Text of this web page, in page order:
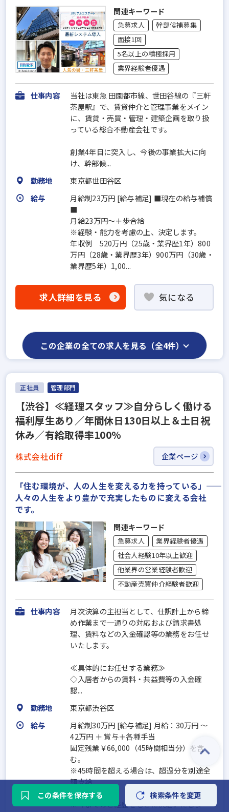
関連キーワード
急募求人
幹部候補募集
面接1回
5名以上の積極採用
業界経験者優遇
仕事内容
当社は東急 田園都市線、世田谷線の『三軒
茶屋駅』で、賃貸仲介と管理事業をメイン
に、賃貸・売買・管理・建築企画を取り扱
っている総合不動産会社です。
創業4年目に突入し、今後の事業拡大に向
け、幹部候...
勤務地
東京都世田谷区
給与
月給制23万円 [給与補足] ■現在の給与補償
■
月給23万円～＋歩合給
※経験・能力を考慮の上、決定します。
年収例 520万円（25歳・業界歴1年）800
万円（28歳・業界歴3年）900万円（30歳・
業界歴5年）1,00...
求人詳細を見る 気になる
この企業の全ての求人を見る（全4件）
正社員 管理部門
【渋谷】≪経理スタッフ≫自分らしく働ける
福利厚生あり／年間休日130日以上＆土日祝
休み／有給取得率100%
株式会社diff 企業ページ
「住む環境が、人の人生を変える力を持っている」――
人々の人生をより豊かで充実したものに変える会社
です。
関連キーワード
急募求人
業界経験者優遇
社会人経験10年以上歓迎
他業界の営業経験者歓迎
不動産売買仲介経験者歓迎
仕事内容
月次決算の主担当として、仕訳計上から締
め作業まで一通りの対応および請求書処
理、賃料などの入金確認等の業務をお任せ
いたします。
≪具体的にお任せする業務≫
◇入居者からの賃料・共益費等の入金確
認...
勤務地
東京都渋谷区
給与
月給制30万円 [給与補足] 月給：30万円 ～
42万円 ＋ 賞与＋各種手当
固定残業￥66,000（45時間相当分）を含
む。
※45時間を超える場合は、超過分を別途全
額支給
※今までのご経歴をもとに決定いたしま
この条件を保存する 検索条件を変更